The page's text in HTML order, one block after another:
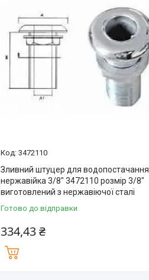
3472110
Зливний штуцер для водопостачання
нержавійка 3/8″ 3472110 розмір 3/8″
виготовлений з нержавіючої сталі
Готово до відправки
334,43 ₴